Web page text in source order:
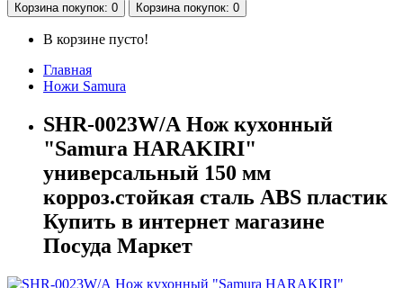
Корзинапокупок: 0 Корзинапокупок: 0
В корзине пусто!
Главная
Ножи Samura
SHR-0023W/А Нож кухонный
"Samura HARAKIRI"
универсальный 150 мм
корроз.стойкая сталь ABS пластик
Купить в интернет магазине
Посуда Маркет